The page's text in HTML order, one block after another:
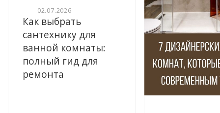
— 02.07.2026
Как выбрать
сантехнику для
ванной комнаты:
полный гид для
ремонта